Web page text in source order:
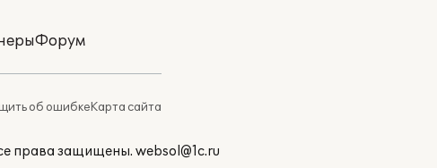
Форум
об ошибкеКарта сайта
права защищены. websol@1c.ru